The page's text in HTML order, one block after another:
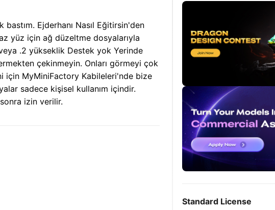
Ejderhanı Nasıl Eğitirsin'den
yüz için ağ düzeltme dosyalarıyla
.2 yükseklik Destek yok Yerinde
çekinmeyin. Onları görmeyi çok
için MyMiniFactory Kabileleri'nde bize
sadece kişisel kullanım içindir.
izin verilir.
Standard License